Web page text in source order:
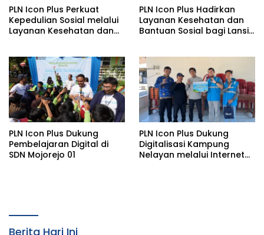
PLN Icon Plus Perkuat
Kepedulian Sosial melalui
Layanan Kesehatan dan
PLN Icon Plus Hadirkan
Layanan Kesehatan dan
Bantuan Sosial bagi Lansia
PLN Icon Plus Dukung
Pembelajaran Digital di
SDN Mojorejo 01
PLN Icon Plus Dukung
Digitalisasi Kampung
Nelayan melalui Internet
Berita Hari Ini